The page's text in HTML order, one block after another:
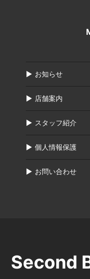
お知らせ
店舗案内
スタッフ紹介
個人情報保護
お問い合わせ
Second